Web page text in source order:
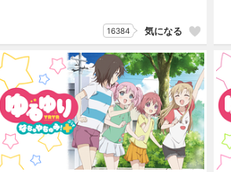
16384 気になる